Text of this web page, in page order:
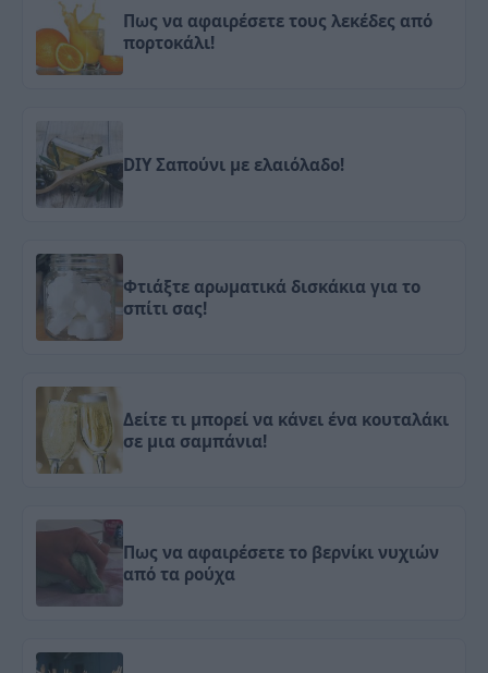
Πως να αφαιρέσετε τους λεκέδες από
πορτοκάλι!
DIY Σαπούνι με ελαιόλαδο!
Φτιάξτε αρωματικά δισκάκια για το
σπίτι σας!
Δείτε τι μπορεί να κάνει ένα κουταλάκι
σε μια σαμπάνια!
Πως να αφαιρέσετε το βερνίκι νυχιών
από τα ρούχα